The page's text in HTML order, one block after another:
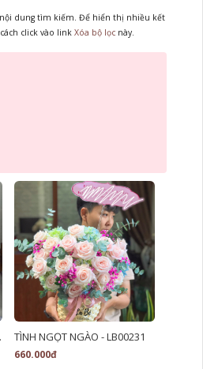
nội dung tìm kiếm. Để hiển thị nhiều kết
click vào link Xóa bộ lọc này.
TÌNH NGỌT NGÀO - LB00231
660.000đ